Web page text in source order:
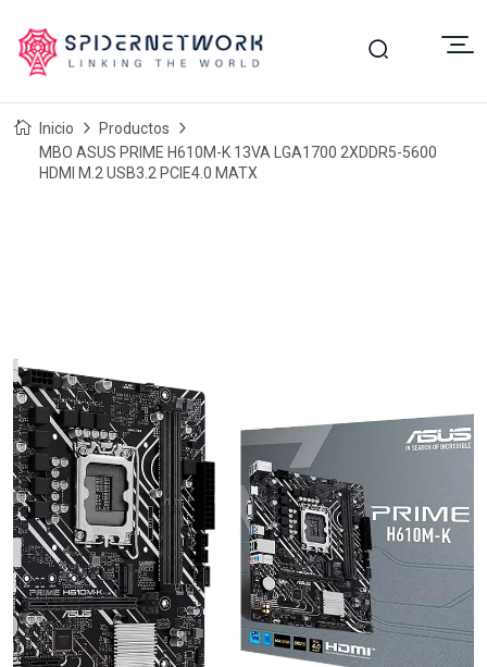
Inicio
Productos
MBO ASUS PRIME H610M-K 13VA LGA1700 2XDDR5-5600
HDMI M.2 USB3.2 PCIE4.0 MATX